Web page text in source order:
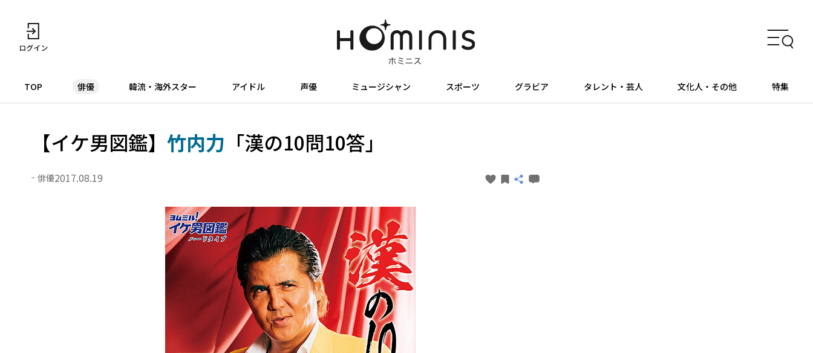
TOP 俳優 韓流・海外スター アイドル 声優 ミュージシャン スポーツ グラビア タレント・芸人 文化人・その他 特集
【イケ男図鑑】 竹内力 「漢の10問10答」
俳優2017.08.19